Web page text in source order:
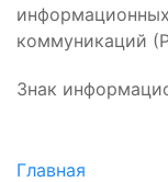
коммуникаций
Знак
Главная